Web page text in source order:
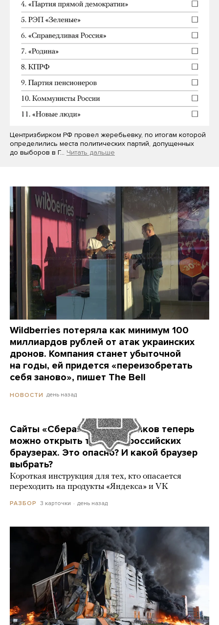
Центризбирком РФ провел жеребьевку, по итогам которой
определились места политических партий, допущенных
до выборов в Г… Читать дальше
Wildberries потеряла как минимум 100
миллиардов рублей от атак украинских
дронов. Компания станет убыточной
на годы, ей придется «переизобретать
себя заново», пишет The Bell
НОВОСТИ день назад
Сайты «Сбера» и других банков теперь
можно открыть только в российских
браузерах. Это опасно? И какой браузер
выбрать?
Короткая инструкция для тех, кто опасается
переходить на продукты «Яндекса» и VK
РАЗБОР 3 карточки день назад